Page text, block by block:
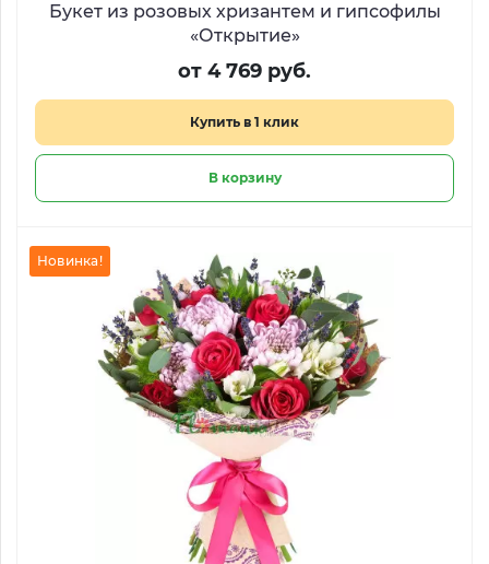
Букет из розовых хризантем и гипсофилы
«Открытие»
от 4 769 руб.
Купить в 1 клик
В корзину
Новинка!